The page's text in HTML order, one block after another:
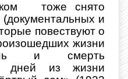
тоже снято
и
повествуют о
жизни
и смерть
дней из жизни